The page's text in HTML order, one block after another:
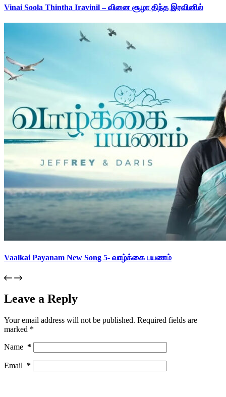
Vinai Soola Thintha Iravinil – வினை சூழா திந்த இரவினில்
Vaalkai Payanam New Song 5- வாழ்க்கை பயணம்
Leave a Reply
Your email address will not be published. Required fields are
marked *
Name *
Email *